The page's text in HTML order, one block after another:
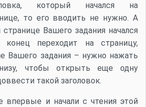
который начался на
то его вводить не нужно. А
Вашего задания начался
конец переходит на страницу,
Вашего задания – нужно нажать
чтобы открыть еще одну
такой заголовок.
впервые и начали с чтения этой